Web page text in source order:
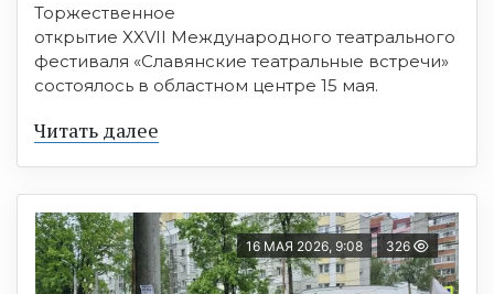
Торжественное
открытие XXVII Международного театрального
фестиваля «Славянские театральные встречи»
состоялось в областном центре 15 мая.
Читать далее
16 МАЯ 2026, 9:08 326